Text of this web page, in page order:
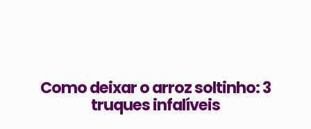
Como deixar o arroz soltinho: 3
truques infalíveis